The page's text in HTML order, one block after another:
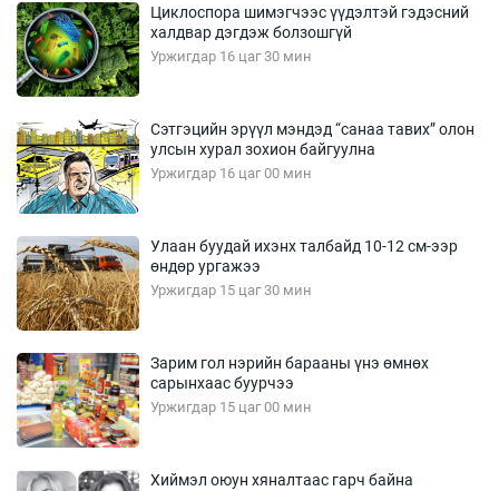
Циклоспора шимэгчээс үүдэлтэй гэдэсний
халдвар дэгдэж болзошгүй
Уржигдар 16 цаг 30 мин
Сэтгэцийн эрүүл мэндэд “санаа тавих” олон
улсын хурал зохион байгуулна
Уржигдар 16 цаг 00 мин
Улаан буудай ихэнх талбайд 10-12 см-ээр
өндөр ургажээ
Уржигдар 15 цаг 30 мин
Зарим гол нэрийн барааны үнэ өмнөх
сарынхаас буурчээ
Уржигдар 15 цаг 00 мин
Хиймэл оюун хяналтаас гарч байна